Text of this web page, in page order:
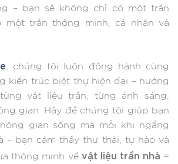
– bạn sẽ không chỉ có một trần
một trần thông minh, cá nhân và
, chúng tôi luôn đồng hành cùng
kiến trúc biệt thự hiện đại – hướng
vật liệu trần, từng ánh sáng,
gian. Hãy để chúng tôi giúp bạn
gian sống mà mỗi khi ngẩng
– bạn cảm thấy thư thái, tự hào và
thông minh về vật liệu trần nhà =